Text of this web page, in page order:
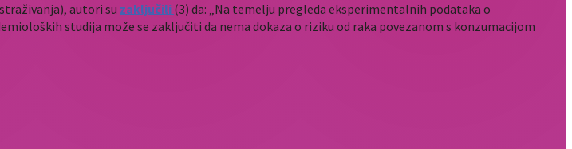
autori su zaključili (3) da: „Na temelju pregleda eksperimentalnih podataka o
studija može se zaključiti da nema dokaza o riziku od raka povezanom s konzumacijom